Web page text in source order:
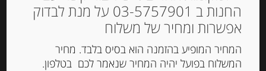
וגבינות, 500 גרם
₪56.00
מחיר ל 100 גרם: 11.20 ש"ח
החנות ב 03-5757901 על מנת לבדוק
אפשרות ומחיר של משלוח
המחיר המופיע בהזמנה הוא בסיס בלבד. מחיר
המשלוח בפועל יהיה המחיר שנאמר לכם בטלפון.